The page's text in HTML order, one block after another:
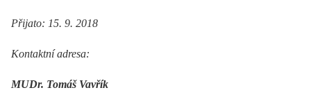
Přijato: 15. 9. 2018
Kontaktní adresa:
MUDr. Tomáš Vavřík